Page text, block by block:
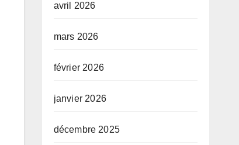
avril 2026
mars 2026
février 2026
janvier 2026
décembre 2025